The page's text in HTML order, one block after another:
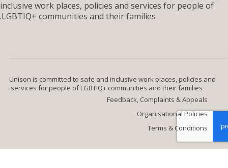
inclusive work places, policies and services for people
LGBTIQ+ communities and their families.
Unison is committed to safe and inclusive work places, policies
services for people of LGBTIQ+ communities and their families.
Feedback, Complaints & Appeals
Organisational Policies
Terms & Conditions